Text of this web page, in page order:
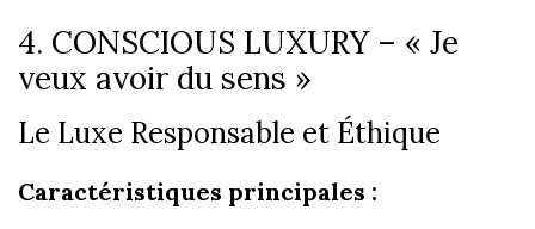
4. CONSCIOUS LUXURY – « Je
veux avoir du sens »
Le Luxe Responsable et Éthique
Caractéristiques principales :